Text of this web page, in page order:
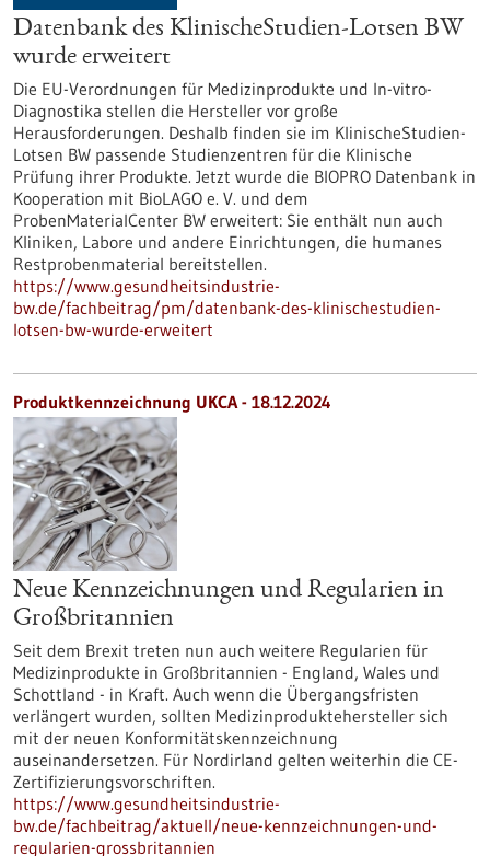
Datenbank des KlinischeStudien-Lotsen BW
wurde erweitert
Die EU-Verordnungen für Medizinprodukte und In-vitro-
Diagnostika stellen die Hersteller vor große
Herausforderungen. Deshalb finden sie im KlinischeStudien-
Lotsen BW passende Studienzentren für die Klinische
Prüfung ihrer Produkte. Jetzt wurde die BIOPRO Datenbank in
Kooperation mit BioLAGO e. V. und dem
ProbenMaterialCenter BW erweitert: Sie enthält nun auch
Kliniken, Labore und andere Einrichtungen, die humanes
Restprobenmaterial bereitstellen.
https://www.gesundheitsindustrie-
bw.de/fachbeitrag/pm/datenbank-des-klinischestudien-
lotsen-bw-wurde-erweitert
Produktkennzeichnung UKCA - 18.12.2024
Neue Kennzeichnungen und Regularien in
Großbritannien
Seit dem Brexit treten nun auch weitere Regularien für
Medizinprodukte in Großbritannien - England, Wales und
Schottland - in Kraft. Auch wenn die Übergangsfristen
verlängert wurden, sollten Medizinproduktehersteller sich
mit der neuen Konformitätskennzeichnung
auseinandersetzen. Für Nordirland gelten weiterhin die CE-
Zertifizierungsvorschriften.
https://www.gesundheitsindustrie-
bw.de/fachbeitrag/aktuell/neue-kennzeichnungen-und-
regularien-grossbritannien